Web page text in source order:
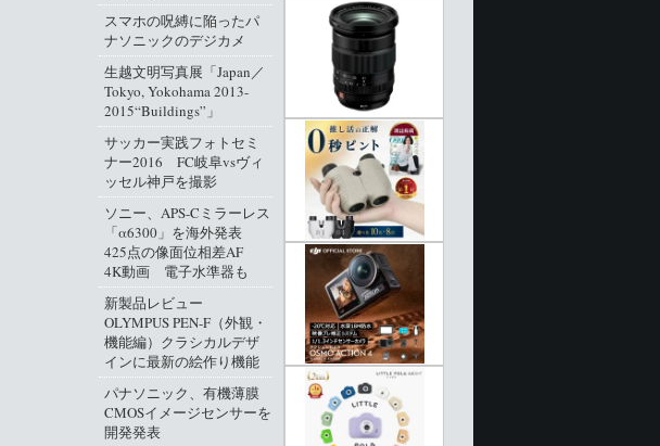
スマホの呪縛に陥ったパ
ナソニックのデジカメ
生越文明写真展「Japan／
Tokyo, Yokohama 2013-
2015“Buildings”」
サッカー実践フォトセミ
ナー2016 FC岐阜vsヴィ
ッセル神戸を撮影
ソニー、APS-Cミラーレス
「α6300」を海外発表
425点の像面位相差AF
4K動画 電子水準器も
新製品レビュー
OLYMPUS PEN-F（外観・
機能編）クラシカルデザ
インに最新の絵作り機能
パナソニック、有機薄膜
CMOSイメージセンサーを
開発発表